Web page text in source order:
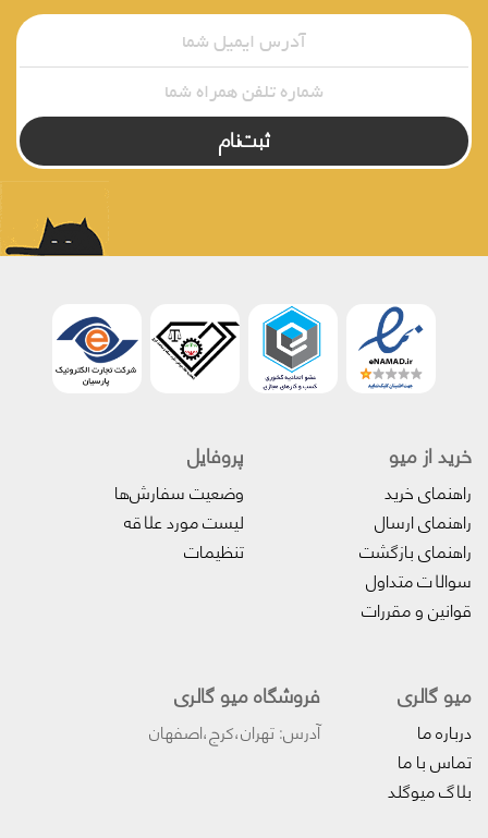
ثبت‌نام
خرید از میو
راهنمای خرید
راهنمای ارسال
راهنمای بازگشت
سوالات متداول
قوانین و مقررات
پروفایل‌
وضعیت سفارش‌ها
لیست مورد علاقه
تنظیمات
میو گالری
درباره ما
تماس با ما
بلاگ میوگلد
فروشگاه میو گالری
آدرس: تهران،کرج،اصفهان